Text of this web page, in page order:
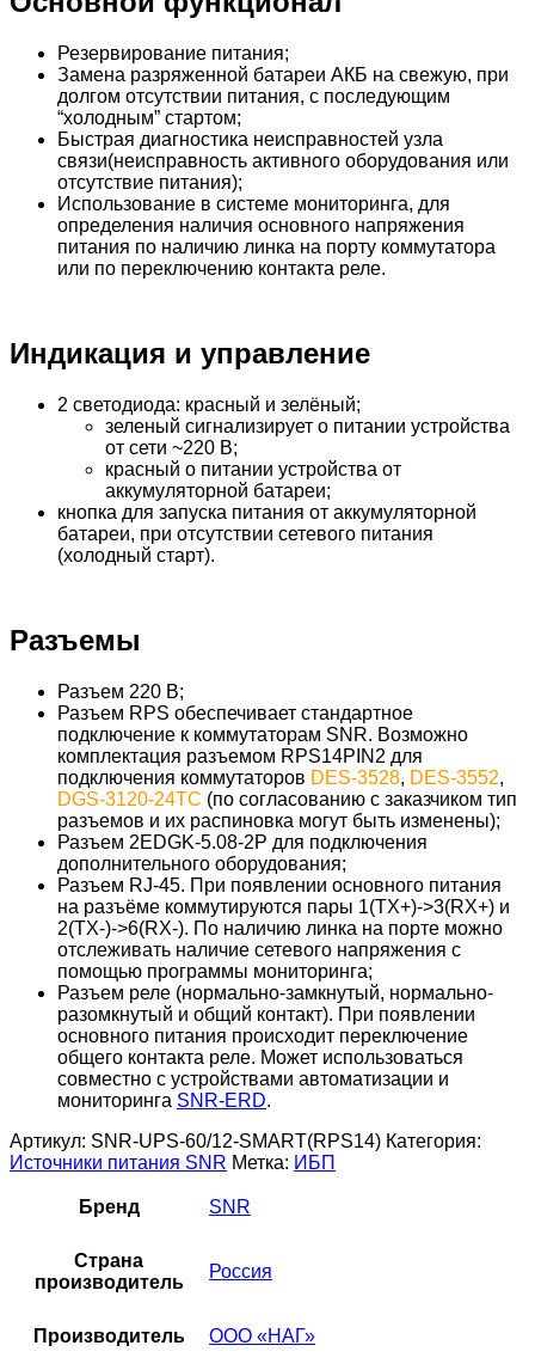
Резервирование питания;
Замена разряженной батареи АКБ на свежую, при
долгом отсутствии питания, с последующим
“холодным” стартом;
Быстрая диагностика неисправностей узла
связи(неисправность активного оборудования или
отсутствие питания);
Использование в системе мониторинга, для
определения наличия основного напряжения
питания по наличию линка на порту коммутатора
или по переключению контакта реле.
Индикация и управление
2 светодиода: красный и зелёный;
зеленый сигнализирует о питании устройства
от сети ~220 В;
красный о питании устройства от
аккумуляторной батареи;
кнопка для запуска питания от аккумуляторной
батареи, при отсутствии сетевого питания
(холодный старт).
Разъемы
Разъем 220 В;
Разъем RPS обеспечивает стандартное
подключение к коммутаторам SNR. Возможно
комплектация разъемом RPS14PIN2 для
подключения коммутаторов DES-3528, DES-3552,
DGS-3120-24TC (по согласованию с заказчиком тип
разъемов и их распиновка могут быть изменены);
Разъем 2EDGK-5.08-2P для подключения
дополнительного оборудования;
Разъем RJ-45. При появлении основного питания
на разъёме коммутируются пары 1(TX+)->3(RX+) и
2(TX-)->6(RX-). По наличию линка на порте можно
отслеживать наличие сетевого напряжения с
помощью программы мониторинга;
Разъем реле (нормально-замкнутый, нормально-
разомкнутый и общий контакт). При появлении
основного питания происходит переключение
общего контакта реле. Может использоваться
совместно с устройствами автоматизации и
мониторинга SNR-ERD.
Артикул: SNR-UPS-60/12-SMART(RPS14) Категория:
Источники питания SNR Метка: ИБП
Бренд SNR
Страна
производитель
Россия
Производитель ООО «НАГ»